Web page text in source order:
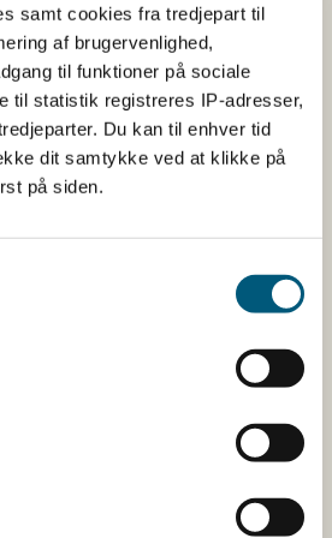
samt cookies fra tredjepart til
af brugervenlighed,
til funktioner på sociale
til statistik registreres IP-adresser,
Du kan til enhver tid
dit samtykke ved at klikke på
på siden.
institutdirektør Tine Rask Licht fra
og minister for fødevarer,
Jensen
kostvaner ved Sisse Fagt
barrierer og udfordringer står i
Ved Lotte Holm fra
kan vi sammen få flere til